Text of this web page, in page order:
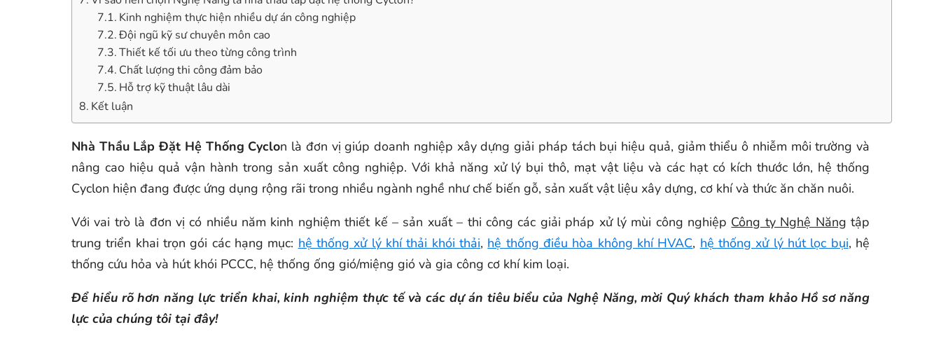
Kinh nghiệm thực hiện nhiều dự án công nghiệp
Đội ngũ kỹ sư chuyên môn cao
Thiết kế tối ưu theo từng công trình
Chất lượng thi công đảm bảo
Hỗ trợ kỹ thuật lâu dài
Kết luận
Nhà Thầu Lắp Đặt Hệ Thống Cyclon là đơn vị giúp doanh nghiệp xây dựng giải pháp tách bụi hiệu quả, giảm thiểu ô nhiễm môi trường và
nâng cao hiệu quả vận hành trong sản xuất công nghiệp. Với khả năng xử lý bụi thô, mạt vật liệu và các hạt có kích thước lớn, hệ thống
Cyclon hiện đang được ứng dụng rộng rãi trong nhiều ngành nghề như chế biến gỗ, sản xuất vật liệu xây dựng, cơ khí và thức ăn chăn nuôi.
Với vai trò là đơn vị có nhiều năm kinh nghiệm thiết kế – sản xuất – thi công các giải pháp xử lý mùi công nghiệp Công ty Nghệ Năng tập
trung triển khai trọn gói các hạng mục: hệ thống xử lý khí thải khói thải, hệ thống điều hòa không khí HVAC, hệ thống xử lý hút lọc bụi, hệ
thống cứu hỏa và hút khói PCCC, hệ thống ống gió/miệng gió và gia công cơ khí kim loại.
Để hiểu rõ hơn năng lực triển khai, kinh nghiệm thực tế và các dự án tiêu biểu của Nghệ Năng, mời Quý khách tham khảo Hồ sơ năng
lực của chúng tôi tại đây!